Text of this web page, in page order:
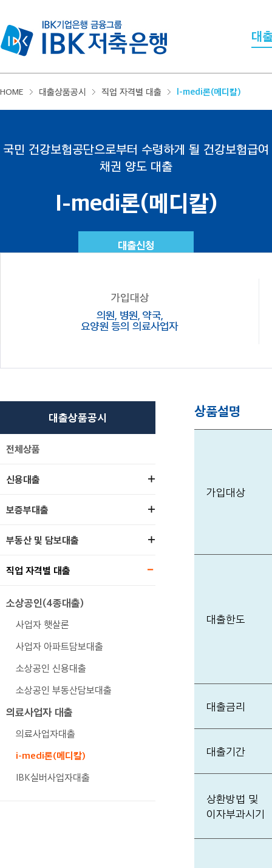
대
HOME 대출상품공시 직업 자격별 대출 I-medi론(메디칼)
국민 건강보험공단으로부터 수령하게 될 건강보험급여
채권 양도 대출
I-medi론(메디칼)
대출신청
가입대상
의원, 병원, 약국,
요양원 등의 의료사업자
대출상품공시
전체상품
신용대출
보증부대출
부동산 및 담보대출
직업 자격별 대출
소상공인(4종대출)
사업자 햇살론
사업자 아파트담보대출
소상공인 신용대출
소상공인 부동산담보대출
의료사업자 대출
의료사업자대출
i-medi론(메디칼)
IBK실버사업자대출
상품설명
가입대상
대출한도
대출금리
대출기간
상환방법 및
이자부과시기